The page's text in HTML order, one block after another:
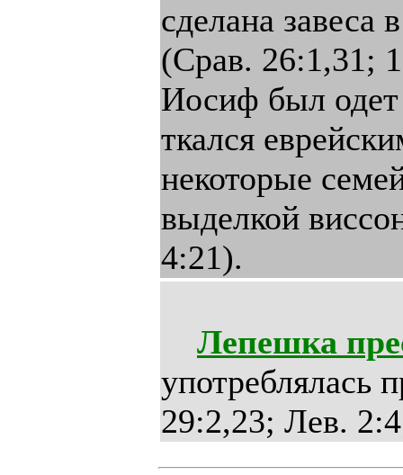
сделана
(Срав. 26:1,31;
Иосиф был
ткался
некоторые
выделкой
4:21).
Лепешка
употреблялась
29:2,23; Лев.